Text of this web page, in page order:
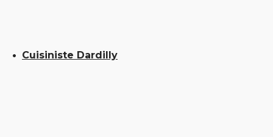
Cuisiniste Dardilly